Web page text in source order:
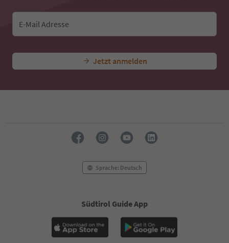
E-Mail Adresse
Jetzt anmelden
Sprache: Deutsch
Südtirol Guide App